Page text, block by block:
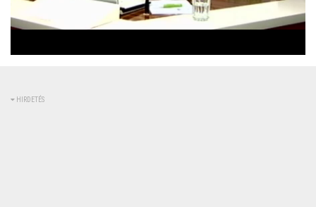
kikapcsolva
0%
0%
HIRDETÉS